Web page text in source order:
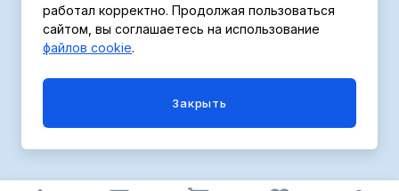
Политика конфиденциальности
работал корректно. Продолжая пользоваться
сайтом, вы соглашаетесь на использование
файлов cookie.
Закрыть